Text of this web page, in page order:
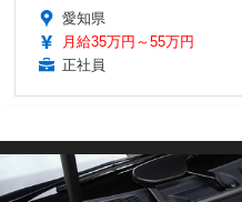
愛知県
月給35万円～55万円
正社員